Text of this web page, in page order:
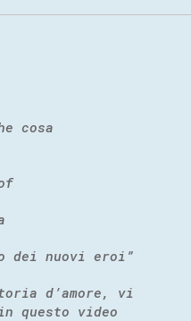
cosa
dei nuovi eroi”
d’amore, vi
questo video